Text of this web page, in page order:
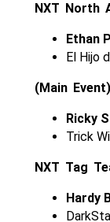
NXT North
Ethan
El Hijo
(Main
Ricky
Trick
NXT Tag
Hardy